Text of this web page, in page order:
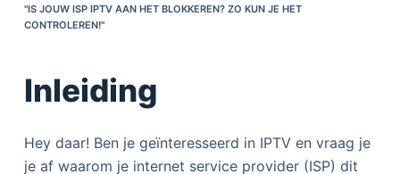
"IS JOUW ISP IPTV AAN HET BLOKKEREN? ZO KUN JE HET
CONTROLEREN!"
Inleiding
Hey daar! Ben je geïnteresseerd in IPTV en vraag je
je af waarom je internet service provider (ISP) dit